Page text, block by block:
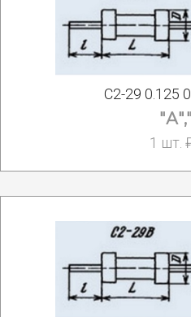
С2-29 0.125
1 шт.